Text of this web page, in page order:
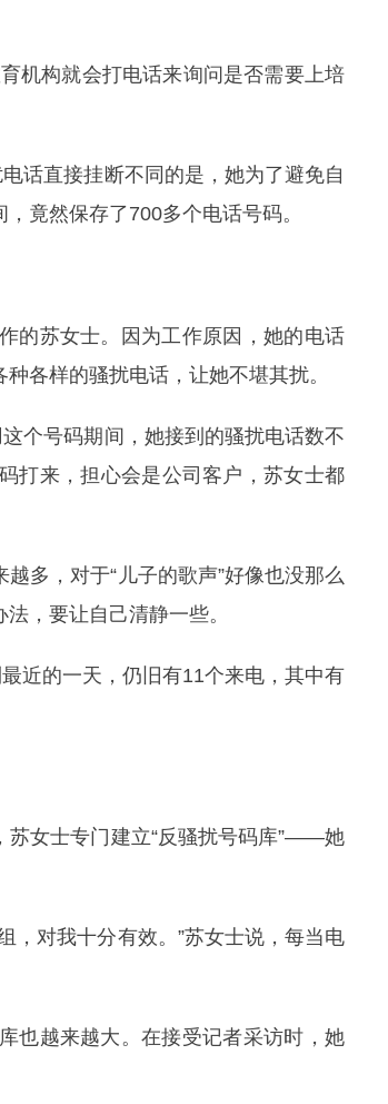
机构就会打电话来询问是否需要上培
话直接挂断不同的是，她为了避免自
竟然保存了700多个电话号码。
的苏女士。因为工作原因，她的电话
各样的骚扰电话，让她不堪其扰。
个号码期间，她接到的骚扰电话数不
打来，担心会是公司客户，苏女士都
多，对于“儿子的歌声”好像也没那么
，要让自己清静一些。
近的一天，仍旧有11个来电，其中有
苏女士专门建立“反骚扰号码库”——她
，对我十分有效。”苏女士说，每当电
也越来越大。在接受记者采访时，她